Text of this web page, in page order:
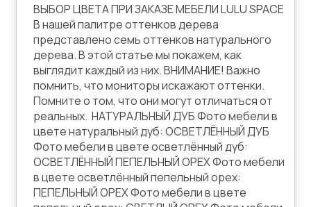
ВЫБОР ЦВЕТА ПРИ ЗАКАЗЕ МЕБЕЛИ LULU SPACE
В нашей палитре оттенков дерева
представлено семь оттенков натурального
дерева. В этой статье мы покажем, как
выглядит каждый из них. ВНИМАНИЕ! Важно
помнить, что мониторы искажают оттенки.
Помните о том, что они могут отличаться от
реальных. НАТУРАЛЬНЫЙ ДУБ Фото мебели в
цвете натуральный дуб: ОСВЕТЛЁННЫЙ ДУБ
Фото мебели в цвете осветлённый дуб:
ОСВЕТЛЁННЫЙ ПЕПЕЛЬНЫЙ ОРЕХ Фото мебели
в цвете осветлённый пепельный орех:
ПЕПЕЛЬНЫЙ ОРЕХ Фото мебели в цвете